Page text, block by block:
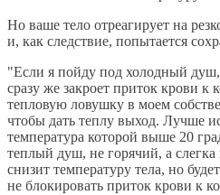
Но ваше тело отреагирует на
и, как следствие, попытается
"Если я пойду под холодный душ,
сразу же закроет приток крови к
тепловую ловушку в моем
чтобы дать теплу выход. Лучше
температура которой выше 20
теплый душ, не горячий, а
снизит температуру тела, но
не блокировать приток крови к